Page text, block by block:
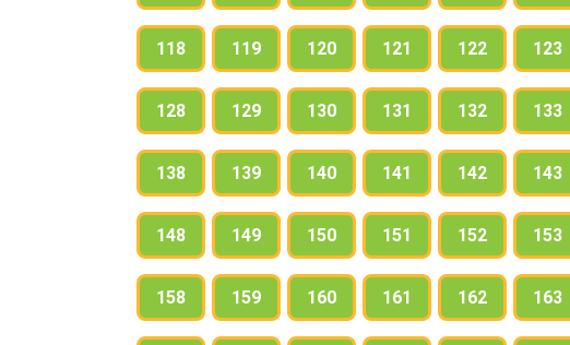
118 119 120 121 122 123
128 129 130 131 132 133
138 139 140 141 142 143
148 149 150 151 152 153
158 159 160 161 162 163